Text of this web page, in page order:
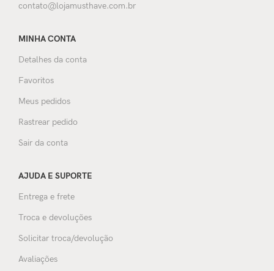
contato@lojamusthave.com.br
MINHA CONTA
Detalhes da conta
Favoritos
Meus pedidos
Rastrear pedido
Sair da conta
AJUDA E SUPORTE
Entrega e frete
Troca e devoluções
Solicitar troca/devolução
Avaliações